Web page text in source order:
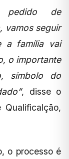
pedido de
vamos seguir
a família vai
o importante
símbolo do
, disse o
Qualificalção,
o processo é